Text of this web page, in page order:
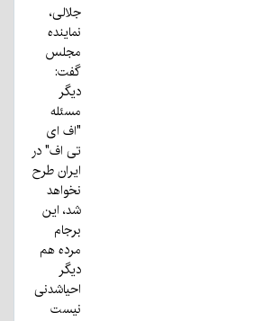
جلالی،
نماینده
مجلس
گفت:
دیگر
مسئله
"اف ای
تی اف" در
ایران طرح
نخواهد
شد، این
برجام
مرده هم
دیگر
احیاشدنی
نیست